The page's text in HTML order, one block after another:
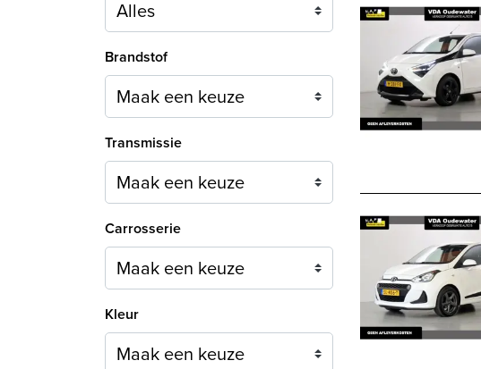
Brandstof
Maak een keuze
Transmissie
Carrosserie
Maak een keuze
Kleur
Maak een keuze